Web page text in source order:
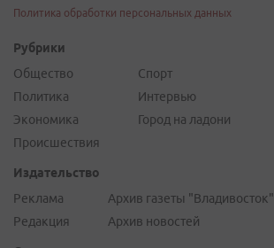
Политика обработки персональных данных
Рубрики
Общество
Политика
Экономика
Происшествия
Спорт
Интервью
Город на ладони
Издательство
Реклама
Редакция
Архив газеты "Владивосток"
Архив новостей